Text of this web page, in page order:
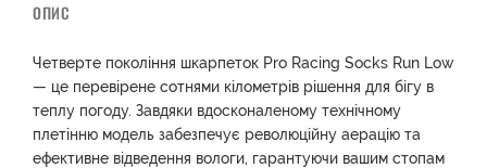
ОПИС
Четверте покоління шкарпеток Pro Racing Socks Run Low
— це перевірене сотнями кілометрів рішення для бігу в
теплу погоду. Завдяки вдосконаленому технічному
плетінню модель забезпечує революційну аерацію та
ефективне відведення вологи, гарантуючи вашим стопам